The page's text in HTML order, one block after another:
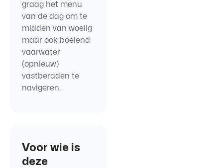
graag het menu
van de dag om te
midden van woelig
maar ook boeiend
vaarwater
(opnieuw)
vastberaden te
navigeren.
Voor wie is
deze